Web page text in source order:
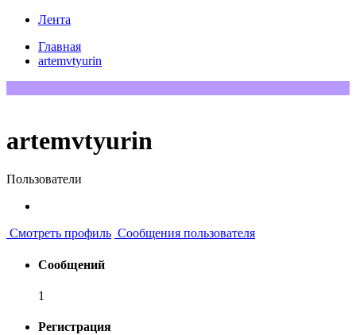
Лента
Главная
artemvtyurin
artemvtyurin
Пользователи
Смотреть профиль Сообщения пользователя
Сообщений
1
Регистрация